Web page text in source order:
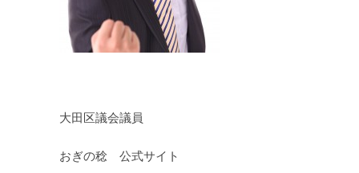
大田区議会議員
おぎの稔 公式サイト